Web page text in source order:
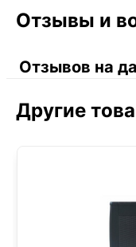
Отзывы и
Отзывов на
Другие